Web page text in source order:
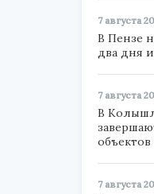
7 августа
В Пензе
два дня
7 августа
В
объектов
7 августа